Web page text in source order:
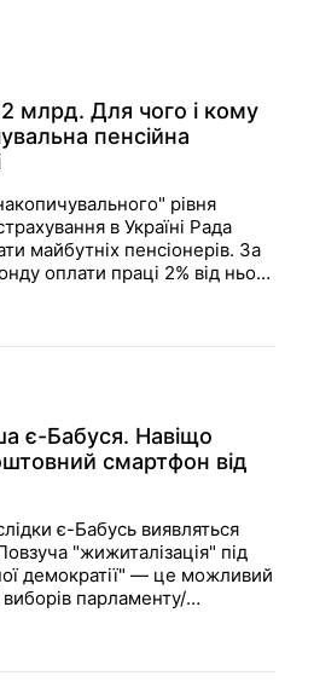
млрд. Для чого і кому
пенсійна
рівня
в Україні Рада
майбутніх пенсіонерів. За
оплати праці 2% від нього
не доведеться.
є-Бабуся. Навіщо
смартфон від
є-Бабусь виявляться
"жижиталізація" під
демократії" — це можливий
виборів парламенту/